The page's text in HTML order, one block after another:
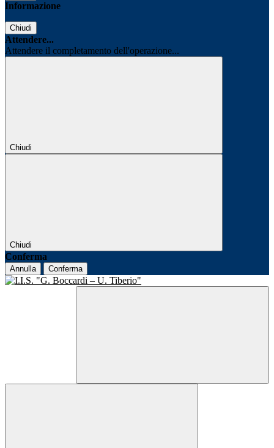
Informazione
Chiudi
Attendere...
Attendere il completamento dell'operazione...
Chiudi
Chiudi
Conferma
Annulla Conferma